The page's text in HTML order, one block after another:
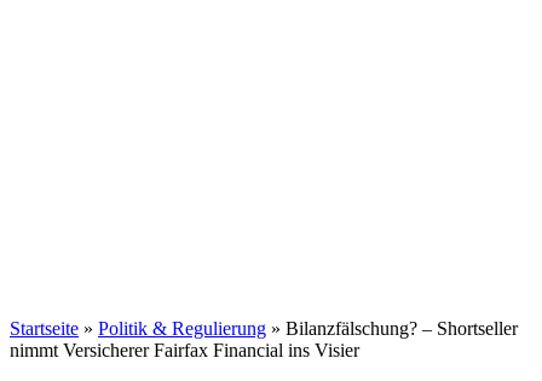
Startseite » Politik & Regulierung » Bilanzfälschung? – Shortseller
nimmt Versicherer Fairfax Financial ins Visier